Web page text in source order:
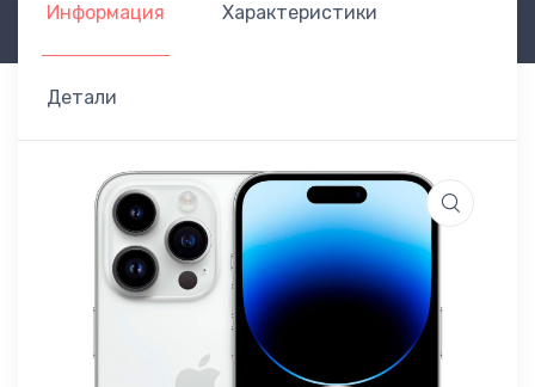
Информация Характеристики
Детали